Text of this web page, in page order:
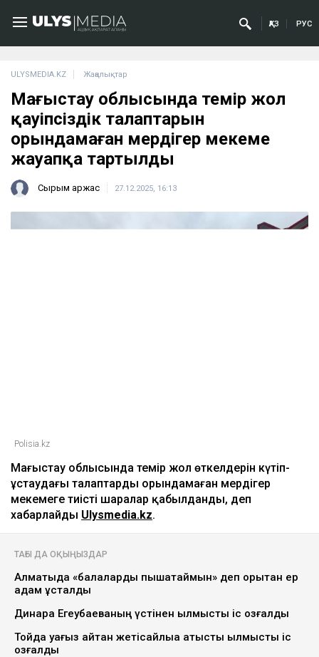
ҚАЗ РУС
ULYSMEDIA.KZ Жаңалықтар
Маңғыстау облысында темір жол
қауіпсіздік талаптарын
орындамаған мердігер мекеме
жауапқа тартылды
Сырым Қаржас 27.12.2025, 16:13
Polisia.kz
Маңғыстау облысында темір жол өткелдерін күтіп-
ұстаудағы талаптарды орындамаған мердігер
мекемеге тиісті шаралар қабылданды, деп
хабарлайды Ulysmedia.kz.
ТАҒЫ ДА ОҚЫҢЫЗДАР
Алматыда «балаларды пышақтаймын» деп қорқытқан ер
адам ұсталды
Динара Егеубаеваның үстінен қылмыстық іс қозғалды
Тойда уағыз айтқан жетісайлыққа қатысты қылмыстық іс
қозғалды